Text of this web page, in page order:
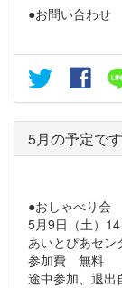
●お問い合わせ
5月の予定です
●おしゃべり会
5月9日（土）
あいとぴあセ
参加費 無料
途中参加、退出